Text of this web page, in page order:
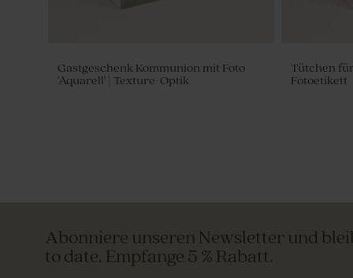
Gastgeschenk Kommunion mit Foto
'Aquarell' | Texture-Optik
Tütchen
Fotoetikett
Abonniere unseren Newsletter und
to date. Empfange 5 % Rabatt.